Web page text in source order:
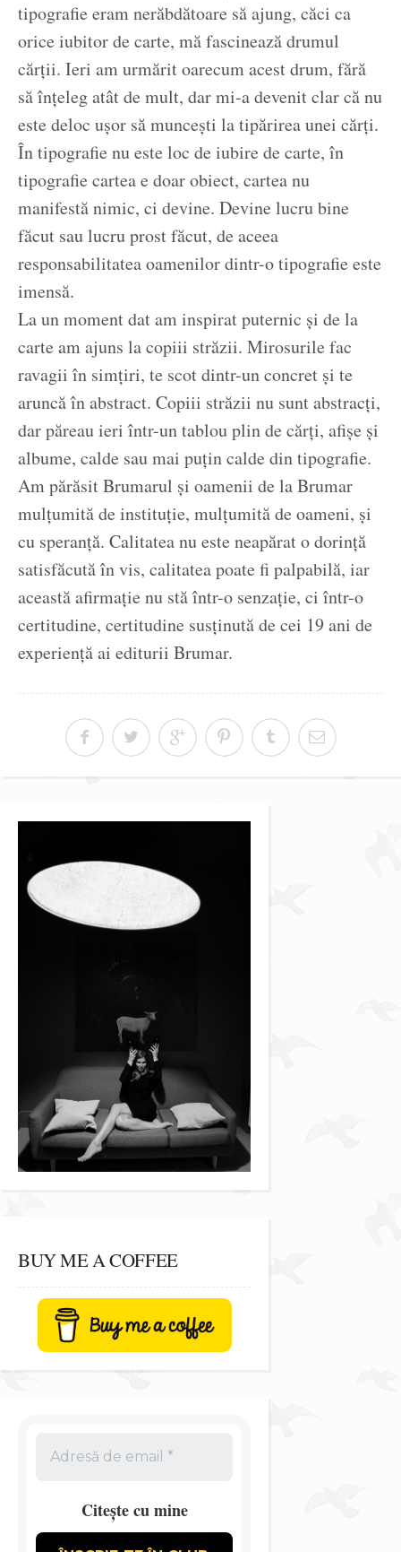
tipografie eram nerăbdătoare să ajung, căci ca
orice iubitor de carte, mă fascinează drumul
cărții. Ieri am urmărit oarecum acest drum, fără
să înțeleg atât de mult, dar mi-a devenit clar că nu
este deloc ușor să muncești la tipărirea unei cărți.
În tipografie nu este loc de iubire de carte, în
tipografie cartea e doar obiect, cartea nu
manifestă nimic, ci devine. Devine lucru bine
făcut sau lucru prost făcut, de aceea
responsabilitatea oamenilor dintr-o tipografie este
imensă.
La un moment dat am inspirat puternic și de la
carte am ajuns la copiii străzii. Mirosurile fac
ravagii în simțiri, te scot dintr-un concret și te
aruncă în abstract. Copiii străzii nu sunt abstracți,
dar păreau ieri într-un tablou plin de cărți, afișe și
albume, calde sau mai puțin calde din tipografie.
Am părăsit Brumarul și oamenii de la Brumar
mulțumită de instituție, mulțumită de oameni, și
cu speranță. Calitatea nu este neapărat o dorință
satisfăcută în vis, calitatea poate fi palpabilă, iar
această afirmație nu stă într-o senzație, ci într-o
certitudine, certitudine susținută de cei 19 ani de
experiență ai editurii Brumar.
BUY ME A COFFEE
Citește cu mine